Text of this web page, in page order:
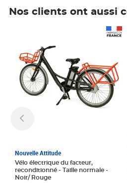
Nos clients ont aussi
Nouvelle Attitude
Vélo électrique du facteur,
reconditionné - Taille normale -
Noir/ Rouge